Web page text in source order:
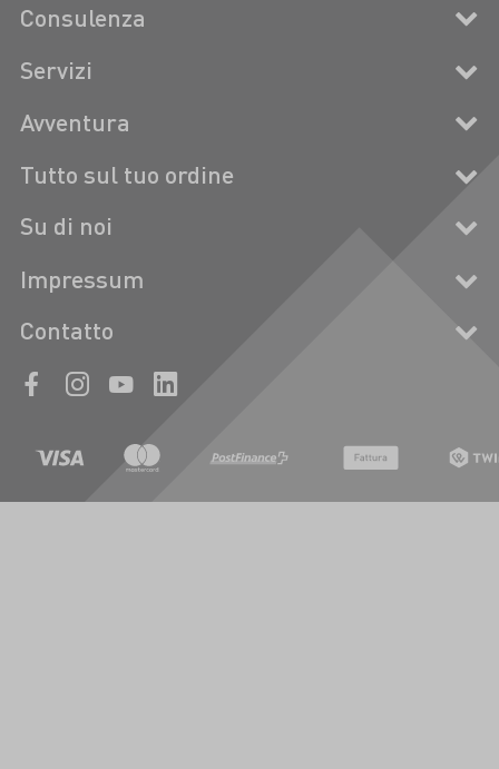
Consulenza
Servizi
Avventura
Tutto sul tuo ordine
Su di noi
Impressum
Contatto